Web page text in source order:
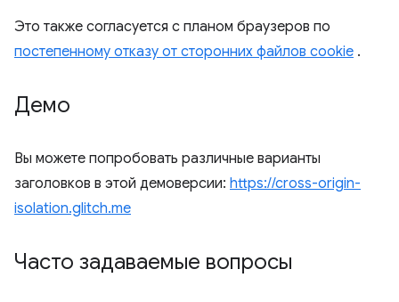
Это также согласуется с планом браузеров по
постепенному отказу от сторонних файлов cookie .
Демо
Вы можете попробовать различные варианты
заголовков в этой демоверсии: https://cross-origin-
isolation.glitch.me
Часто задаваемые вопросы